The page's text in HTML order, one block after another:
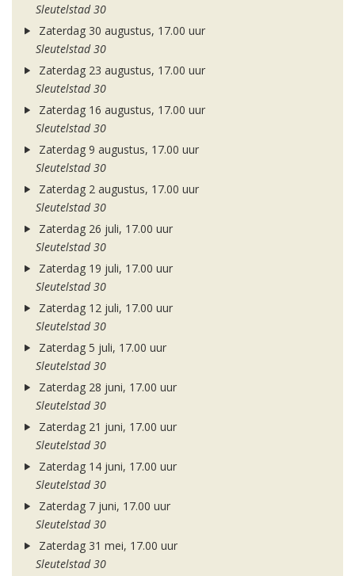
Sleutelstad 30
Zaterdag 30 augustus, 17.00 uur
Sleutelstad 30
Zaterdag 23 augustus, 17.00 uur
Sleutelstad 30
Zaterdag 16 augustus, 17.00 uur
Sleutelstad 30
Zaterdag 9 augustus, 17.00 uur
Sleutelstad 30
Zaterdag 2 augustus, 17.00 uur
Sleutelstad 30
Zaterdag 26 juli, 17.00 uur
Sleutelstad 30
Zaterdag 19 juli, 17.00 uur
Sleutelstad 30
Zaterdag 12 juli, 17.00 uur
Sleutelstad 30
Zaterdag 5 juli, 17.00 uur
Sleutelstad 30
Zaterdag 28 juni, 17.00 uur
Sleutelstad 30
Zaterdag 21 juni, 17.00 uur
Sleutelstad 30
Zaterdag 14 juni, 17.00 uur
Sleutelstad 30
Zaterdag 7 juni, 17.00 uur
Sleutelstad 30
Zaterdag 31 mei, 17.00 uur
Sleutelstad 30